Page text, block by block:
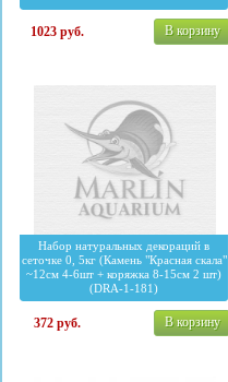
1023руб. В корзину
Набор натуральных декораций в
сеточке 0, 5кг (Камень "Красная скала"
~12см 4-6шт + коряжка 8-15см 2 шт)
(DRA-1-181)
372руб. В корзину